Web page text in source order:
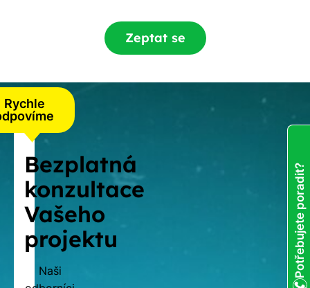
Zeptat se
Rychle
Bezplatná
konzultace
Vašeho
projektu
Naši
Potřebujete poradit?